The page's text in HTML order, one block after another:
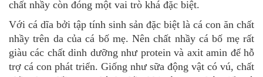
chất nhầy còn đóng một vai trò khá đặc biệt.
Với cá dĩa bởi tập tính sinh sản đặc biệt là cá con ăn chất
nhầy trên da của cá bố mẹ. Nên chất nhầy cá bố mẹ rất
giàu các chất dinh dưỡng như protein và axit amin để hỗ
trợ cá con phát triển. Giống như sữa động vật có vú, chất